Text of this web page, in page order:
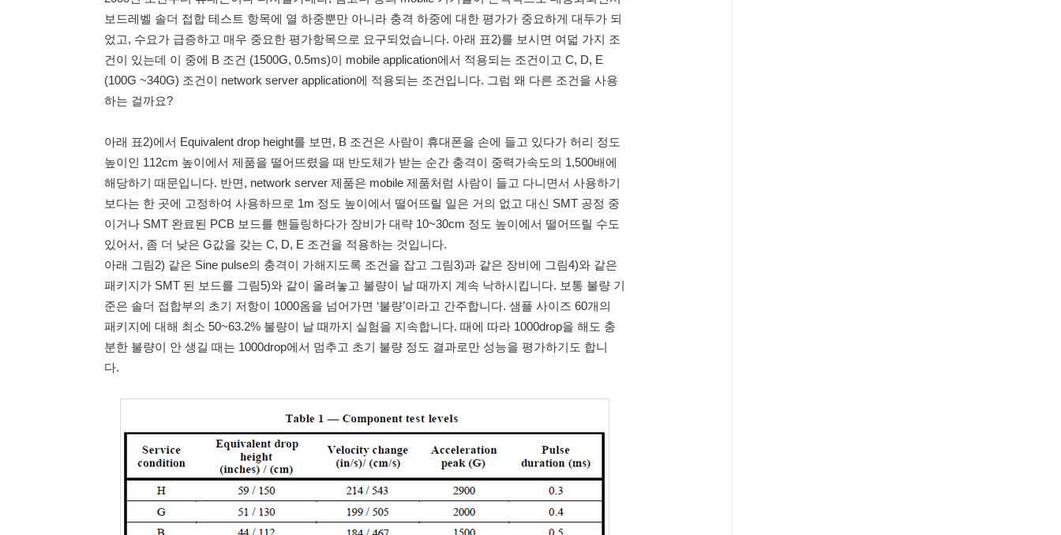
보드레벨 솔더 접합 테스트 항목에 열 하중뿐만 아니라 충격 하중에 대한 평가가 중요하게 대두가 되
었고, 수요가 급증하고 매우 중요한 평가항목으로 요구되었습니다. 아래 표2)를 보시면 여덟 가지 조
건이 있는데 이 중에 B 조건 (1500G, 0.5ms)이 mobile application에서 적용되는 조건이고 C, D, E
(100G ~340G) 조건이 network server application에 적용되는 조건입니다. 그럼 왜 다른 조건을 사용
하는 걸까요?
아래 표2)에서 Equivalent drop height를 보면, B 조건은 사람이 휴대폰을 손에 들고 있다가 허리 정도
높이인 112cm 높이에서 제품을 떨어뜨렸을 때 반도체가 받는 순간 충격이 중력가속도의 1,500배에
해당하기 때문입니다. 반면, network server 제품은 mobile 제품처럼 사람이 들고 다니면서 사용하기
보다는 한 곳에 고정하여 사용하므로 1m 정도 높이에서 떨어뜨릴 일은 거의 없고 대신 SMT 공정 중
이거나 SMT 완료된 PCB 보드를 핸들링하다가 장비가 대략 10~30cm 정도 높이에서 떨어뜨릴 수도
있어서, 좀 더 낮은 G값을 갖는 C, D, E 조건을 적용하는 것입니다.
아래 그림2) 같은 Sine pulse의 충격이 가해지도록 조건을 잡고 그림3)과 같은 장비에 그림4)와 같은
패키지가 SMT 된 보드를 그림5)와 같이 올려놓고 불량이 날 때까지 계속 낙하시킵니다. 보통 불량 기
준은 솔더 접합부의 초기 저항이 1000옴을 넘어가면 ‘불량’이라고 간주합니다. 샘플 사이즈 60개의
패키지에 대해 최소 50~63.2% 불량이 날 때까지 실험을 지속합니다. 때에 따라 1000drop을 해도 충
분한 불량이 안 생길 때는 1000drop에서 멈추고 초기 불량 정도 결과로만 성능을 평가하기도 합니
다.